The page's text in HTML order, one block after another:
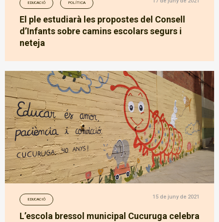
EDUCACIÓ POLÍTICA
El ple estudiarà les propostes del Consell
d’Infants sobre camins escolars segurs i
neteja
EDUCACIÓ 15 de juny de 2021
L’escola bressol municipal Cucuruga celebra